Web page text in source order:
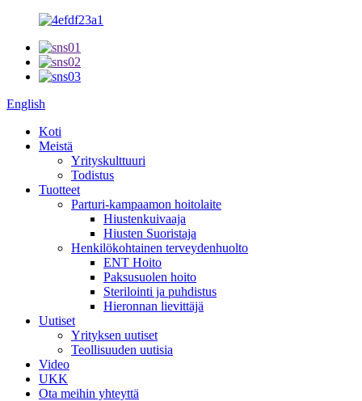
English
Koti
Meistä
Yrityskulttuuri
Todistus
Tuotteet
Parturi-kampaamon hoitolaite
Hiustenkuivaaja
Hiusten Suoristaja
Henkilökohtainen terveydenhuolto
ENT Hoito
Paksusuolen hoito
Sterilointi ja puhdistus
Hieronnan lievittäjä
Uutiset
Yrityksen uutiset
Teollisuuden uutisia
Video
UKK
Ota meihin yhteyttä